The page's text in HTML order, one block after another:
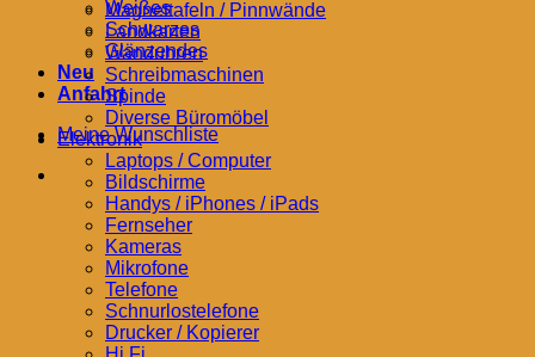
Weißes
Schwarzes
Glänzendes
Neu
Anfahrt
Meine Wunschliste
Magnettafeln / Pinnwände
Landkarten
Wanduhren
Schreibmaschinen
Spinde
Diverse Büromöbel
Elektronik
Laptops / Computer
Bildschirme
Handys / iPhones / iPads
Fernseher
Kameras
Mikrofone
Telefone
Schnurlostelefone
Drucker / Kopierer